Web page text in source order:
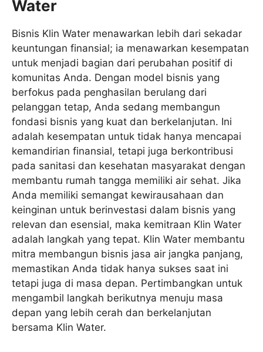
Water
Bisnis Klin Water menawarkan lebih dari sekadar
keuntungan finansial; ia menawarkan kesempatan
untuk menjadi bagian dari perubahan positif di
komunitas Anda. Dengan model bisnis yang
berfokus pada penghasilan berulang dari
pelanggan tetap, Anda sedang membangun
fondasi bisnis yang kuat dan berkelanjutan. Ini
adalah kesempatan untuk tidak hanya mencapai
kemandirian finansial, tetapi juga berkontribusi
pada sanitasi dan kesehatan masyarakat dengan
membantu rumah tangga memiliki air sehat. Jika
Anda memiliki semangat kewirausahaan dan
keinginan untuk berinvestasi dalam bisnis yang
relevan dan esensial, maka kemitraan Klin Water
adalah langkah yang tepat. Klin Water membantu
mitra membangun bisnis jasa air jangka panjang,
memastikan Anda tidak hanya sukses saat ini
tetapi juga di masa depan. Pertimbangkan untuk
mengambil langkah berikutnya menuju masa
depan yang lebih cerah dan berkelanjutan
bersama Klin Water.